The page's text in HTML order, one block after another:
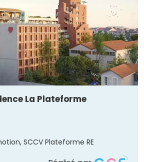
La Plateforme
SCCV Plateforme RE